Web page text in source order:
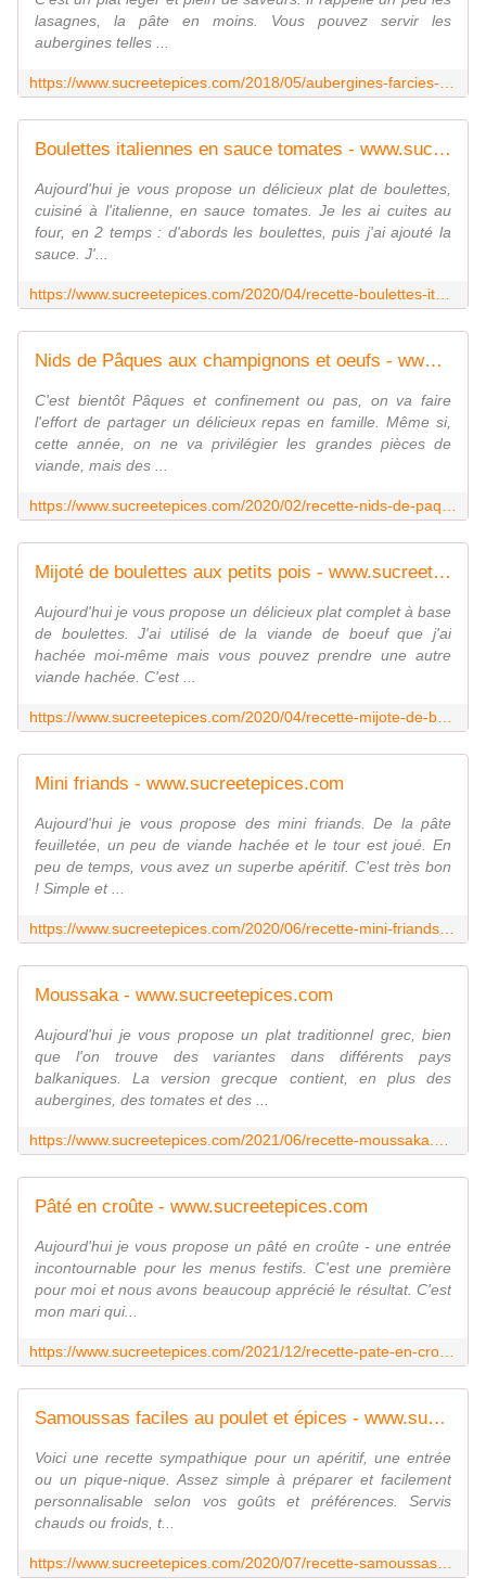
lasagnes, la pâte en moins. Vous pouvez servir les
aubergines telles ...
Boulettes italiennes en sauce tomates - www.sucreetepices.com
Aujourd'hui je vous propose un délicieux plat de boulettes,
cuisiné à l'italienne, en sauce tomates. Je les ai cuites au
four, en 2 temps : d'abords les boulettes, puis j'ai ajouté la
sauce. J'...
Nids de Pâques aux champignons et oeufs - www.sucreetepices.com
C'est bientôt Pâques et confinement ou pas, on va faire
l'effort de partager un délicieux repas en famille. Même si,
cette année, on ne va privilégier les grandes pièces de
viande, mais des ...
Mijoté de boulettes aux petits pois - www.sucreetepices.com
Aujourd'hui je vous propose un délicieux plat complet à base
de boulettes. J'ai utilisé de la viande de boeuf que j'ai
hachée moi-même mais vous pouvez prendre une autre
viande hachée. C'est ...
Mini friands - www.sucreetepices.com
Aujourd'hui je vous propose des mini friands. De la pâte
feuilletée, un peu de viande hachée et le tour est joué. En
peu de temps, vous avez un superbe apéritif. C'est très bon
! Simple et ...
Moussaka - www.sucreetepices.com
Aujourd'hui je vous propose un plat traditionnel grec, bien
que l'on trouve des variantes dans différents pays
balkaniques. La version grecque contient, en plus des
aubergines, des tomates et des ...
Pâté en croûte - www.sucreetepices.com
Aujourd'hui je vous propose un pâté en croûte - une entrée
incontournable pour les menus festifs. C'est une première
pour moi et nous avons beaucoup apprécié le résultat. C'est
mon mari qui...
Samoussas faciles au poulet et épices - www.sucreetepices.com
Voici une recette sympathique pour un apéritif, une entrée
ou un pique-nique. Assez simple à préparer et facilement
personnalisable selon vos goûts et préférences. Servis
chauds ou froids, t...